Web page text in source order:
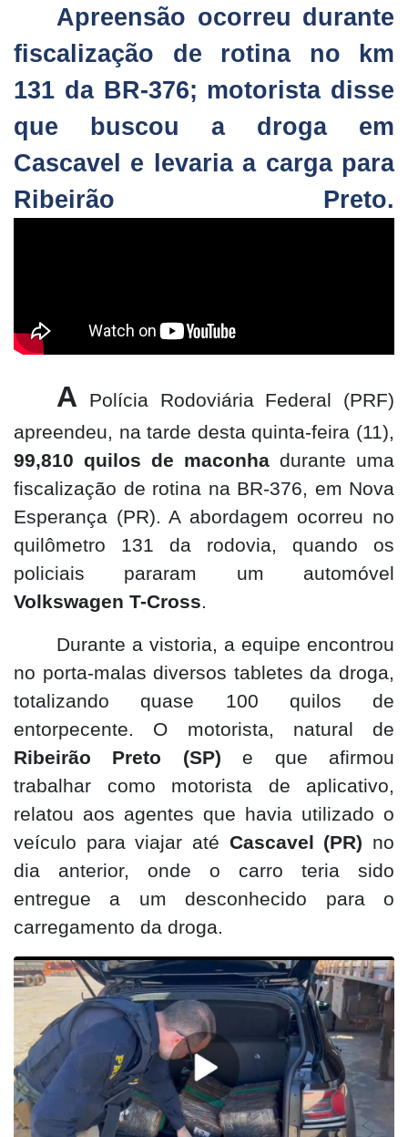
Apreensão ocorreu durante
fiscalização de rotina no km
131 da BR-376; motorista disse
que buscou a droga em
Cascavel e levaria a carga para
Ribeirão Preto.
A Polícia Rodoviária Federal (PRF)
apreendeu, na tarde desta quinta-feira (11),
99,810 quilos de maconha durante uma
fiscalização de rotina na BR-376, em Nova
Esperança (PR). A abordagem ocorreu no
quilômetro 131 da rodovia, quando os
policiais pararam um automóvel
Volkswagen T-Cross.
Durante a vistoria, a equipe encontrou
no porta-malas diversos tabletes da droga,
totalizando quase 100 quilos de
entorpecente. O motorista, natural de
Ribeirão Preto (SP) e que afirmou
trabalhar como motorista de aplicativo,
relatou aos agentes que havia utilizado o
veículo para viajar até Cascavel (PR) no
dia anterior, onde o carro teria sido
entregue a um desconhecido para o
carregamento da droga.